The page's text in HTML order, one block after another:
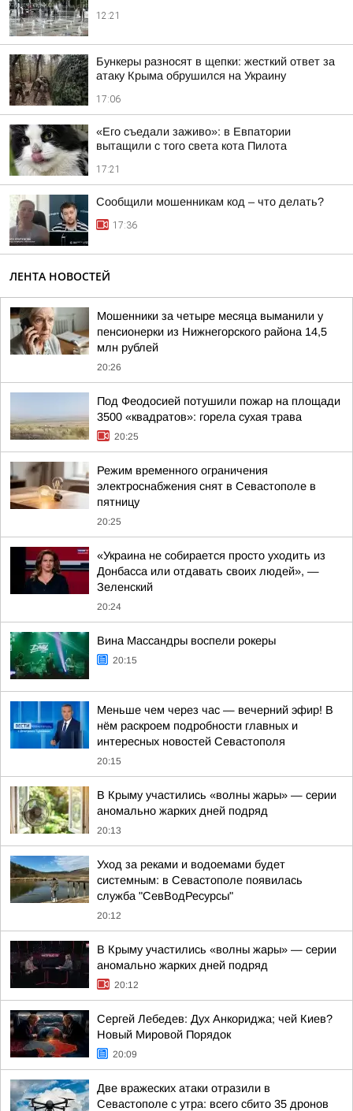
12:21
Бункеры разносят в щепки: жесткий ответ за
атаку Крыма обрушился на Украину
17:06
«Его съедали заживо»: в Евпатории
вытащили с того света кота Пилота
17:21
Сообщили мошенникам код – что делать?
17:36
ЛЕНТА НОВОСТЕЙ
Мошенники за четыре месяца выманили у
пенсионерки из Нижнегорского района 14,5
млн рублей
20:26
Под Феодосией потушили пожар на площади
3500 «квадратов»: горела сухая трава
20:25
Режим временного ограничения
электроснабжения снят в Севастополе в
пятницу
20:25
«Украина не собирается просто уходить из
Донбасса или отдавать своих людей», —
Зеленский
20:24
Вина Массандры воспели рокеры
20:15
Меньше чем через час — вечерний эфир! В
нём раскроем подробности главных и
интересных новостей Севастополя
20:15
В Крыму участились «волны жары» — серии
аномально жарких дней подряд
20:13
Уход за реками и водоемами будет
системным: в Севастополе появилась
служба "СевВодРесурсы"
20:12
В Крыму участились «волны жары» — серии
аномально жарких дней подряд
20:12
Сергей Лебедев: Дух Анкориджа; чей Киев?
Новый Мировой Порядок
20:09
Две вражеских атаки отразили в
Севастополе с утра: всего сбито 35 дронов